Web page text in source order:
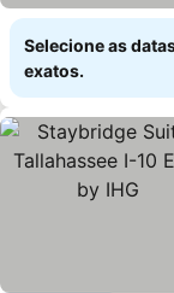
Selecione as
exatos.